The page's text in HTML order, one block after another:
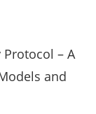
Protocol – A
and